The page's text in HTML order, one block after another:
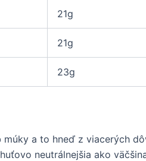
21g
21g
23g
a to hneď z viacerých
neutrálnejšia ako